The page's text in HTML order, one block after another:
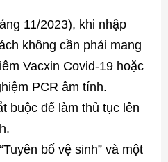
11/2023), khi nhập
không cần phải mang
Vacxin Covid-19 hoặc
PCR âm tính.
buộc để làm thủ tục lên
bố vệ sinh” và một